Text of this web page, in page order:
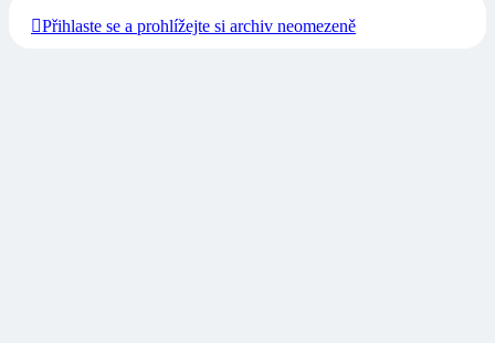
Přihlaste se a prohlížejte si archiv neomezeně